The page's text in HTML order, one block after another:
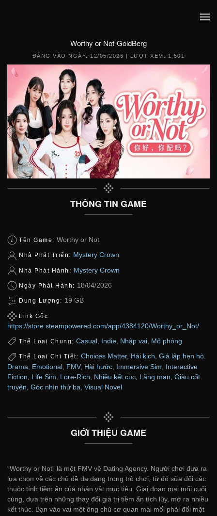
Worthy or Not-GoldBerg
ĐĂNG VÀO NGÀY: 12/05/2026 | LƯỢT XEM: 1,501
THÔNG TIN GAME
Tên Game: Worthy or Not
Nhà Phát Triển: Mystery Crown
Nhà Phát Hành: Mystery Crown
Ngày Phát Hành: 18/04/2026
Dung Lượng: 19 GB
Link Gốc:
https://store.steampowered.com/app/4384120/Worthy_or_Not/
Thể Loại Chung: Casual Indie Nhập vai Mô phỏng
Thể Loại Chi Tiết: Choices Matter, Hài kịch, Giả lập hẹn hò,
Drama
Emotional FMV, Hài hước Immersive Sim
Interactive
Fiction
Life Sim Lore-Rich Nhiều kết cục Lãng mạn Giàu cốt
truyện Góc nhìn thứ ba Visual Novel
GIỚI THIỆU GAME
“Worthy or Not” là một FMV về Dating Agency. Người chơi đưa ra
lựa chọn về các chủ đề đa dạng trong trò chơi, từ đó sửa đổi các
thuộc tính tiềm ẩn của nhân vật mục tiêu. Giai đoạn mai mối cuối
cùng, dựa trên những thay đổi giá trị tiềm ẩn tích lũy, mở ra nhiều
kết thúc. Bạn vào vai một ông chủ cơ quan mai mối phải đối mặt